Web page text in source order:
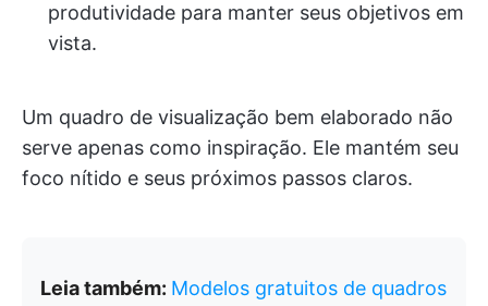
produtividade para manter seus objetivos em
vista.
Um quadro de visualização bem elaborado não
serve apenas como inspiração. Ele mantém seu
foco nítido e seus próximos passos claros.
Leia também: Modelos gratuitos de quadros